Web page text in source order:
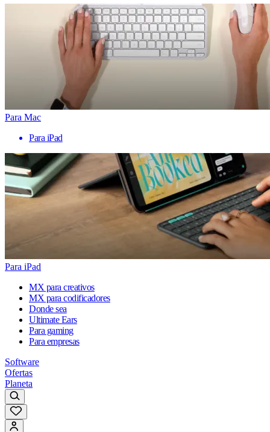
Para Mac
Para iPad
Para iPad
MX para creativos
MX para codificadores
Donde sea
Ultimate Ears
Para gaming
Para empresas
Software
Ofertas
Planeta